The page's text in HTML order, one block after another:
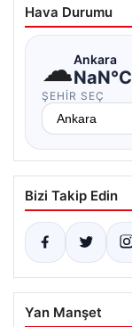
Hava Durumu
☁Ankara
NaN°C
ŞEHIR SEÇ
Bizi Takip Edin
Yan Manşet